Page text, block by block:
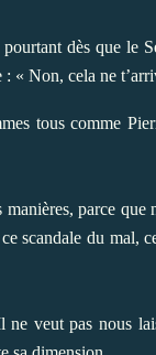
dès que le
: « Non, cela ne
tous comme
parce
scandale du mal,
veut pas nous